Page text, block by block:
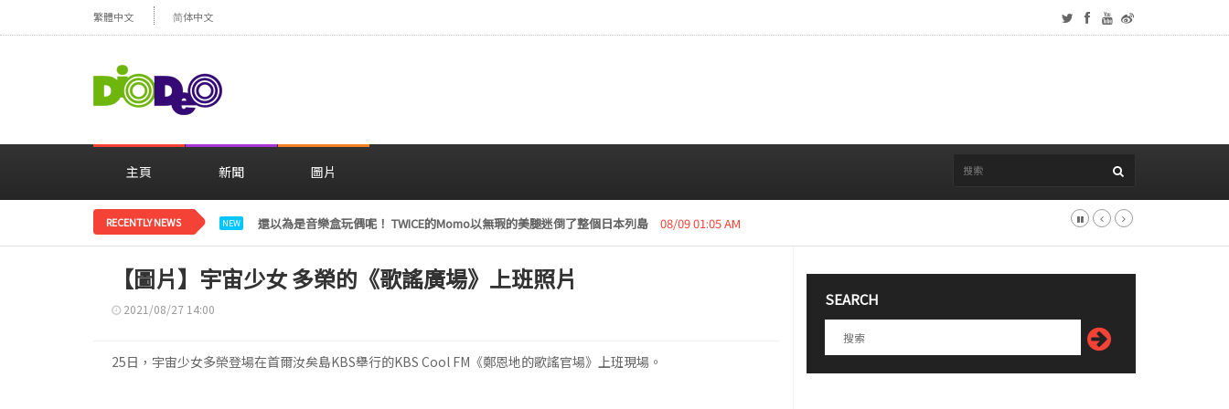
繁體中文 简体中文
主頁 新聞 圖片
RECENTLY NEWS NEW LE SSERAFIM金彩元恢復活動“下周開始安排日程” 08/08 01:05 AM
【圖片】宇宙少女 多榮的《歌謠廣場》上班照片
2021/08/27 14:00
25日，宇宙少女多榮登場在首爾汝矣島KBS舉行的KBS Cool FM《鄭恩地的歌謠官場》上班現場。
SEARCH